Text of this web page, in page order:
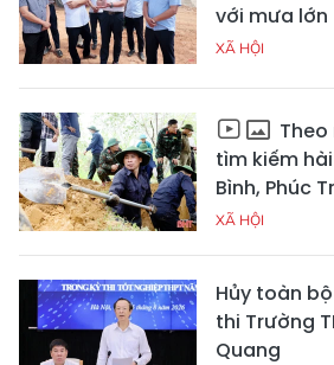
với mưa lớn
XÃ HỘI
tìm kiếm
Bình, Phúc
XÃ HỘI
Hủy toàn
thi Trường
Quang